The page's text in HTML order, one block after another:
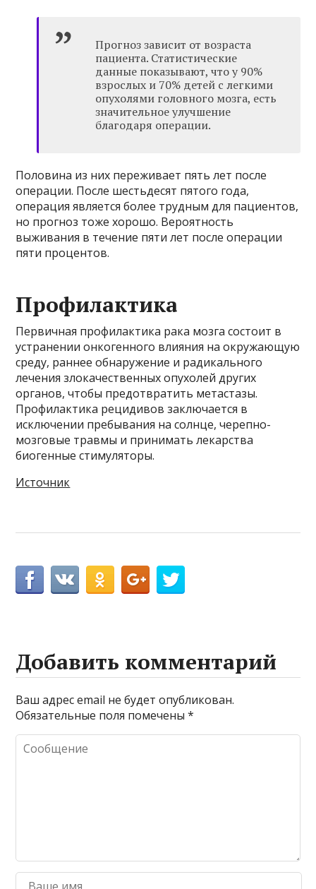
Прогноз зависит от возраста
пациента. Статистические
данные показывают, что у 90%
взрослых и 70% детей с легкими
опухолями головного мозга, есть
значительное улучшение
благодаря операции.
Половина из них переживает пять лет после
операции. После шестьдесят пятого года,
операция является более трудным для пациентов,
но прогноз тоже хорошо. Вероятность
выживания в течение пяти лет после операции
пяти процентов.
Профилактика
Первичная профилактика рака мозга состоит в
устранении онкогенного влияния на окружающую
среду, раннее обнаружение и радикального
лечения злокачественных опухолей других
органов, чтобы предотвратить метастазы.
Профилактика рецидивов заключается в
исключении пребывания на солнце, черепно-
мозговые травмы и принимать лекарства
биогенные стимуляторы.
Источник
Добавить комментарий
Ваш адрес email не будет опубликован.
Обязательные поля помечены*